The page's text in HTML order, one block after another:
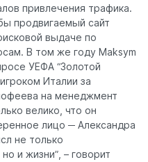
привлечения трафика.
продвигаемый сайт
выдаче по
В том же году Maksym
УЕФА “Золотой
Италии за
на менеджмент
велико, что он
лицо ─ Александра
не только
и жизни”, – говорит